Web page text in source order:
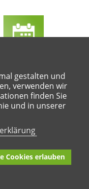
gestalten und
verwenden wir
finden Sie
und in unserer
Cookies erlauben